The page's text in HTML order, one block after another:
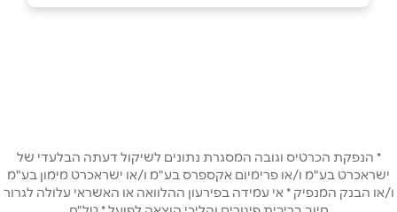
באתר בפייסבוק באינסטגרם
טלפון*
* הנפקת הכרטיס וגובה המסגרת נתונים לשיקול דעתה הבלעדי של
ישראכרט בע"מ ו/או פרימיום אקספרס בע"מ ו/או ישראכרט מימון בע"מ
ו/או הבנק המנפיק * אי עמידה בפירעון ההלוואה או האשראי עלולה לגרור